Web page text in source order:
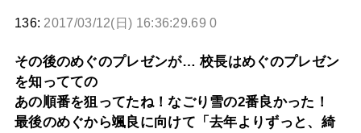
136: 2017/03/12(日) 16:36:29.69 0
その後のめぐのプレゼンが… 校長はめぐのプレゼン
を知ってての
あの順番を狙ってたね！なごり雪の2番良かった！
最後のめぐから颯良に向けて「去年よりずっと、綺